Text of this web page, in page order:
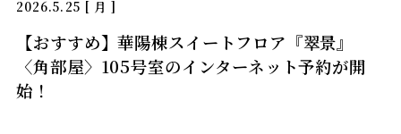
2026.5.25 [ 月 ]
【おすすめ】華陽棟スイートフロア『翠景』
〈角部屋〉105号室のインターネット予約が開
始！